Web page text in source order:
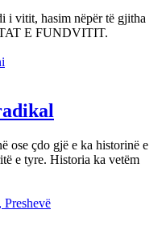
i vitit, hasim nëpër të gjitha
E FUNDVITIT.
ose çdo gjë e ka historinë e
e tyre. Historia ka vetëm